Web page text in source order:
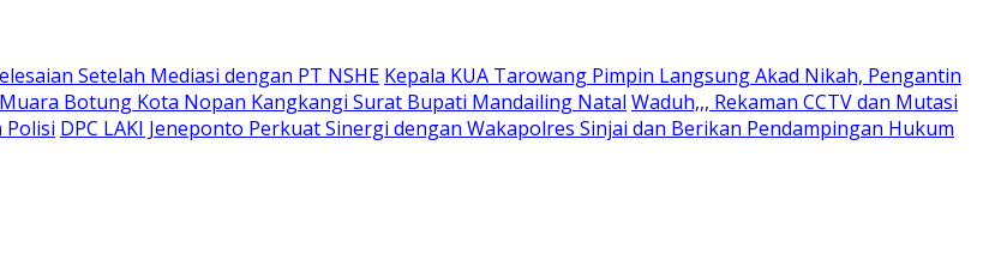
Setelah Mediasi dengan PT NSHE Kepala KUA Tarowang Pimpin Langsung Akad Nikah, Pengantin
Botung Kota Nopan Kangkangi Surat Bupati Mandailing Natal Waduh,,, Rekaman CCTV dan Mutasi
Polisi DPC LAKI Jeneponto Perkuat Sinergi dengan Wakapolres Sinjai dan Berikan Pendampingan Hukum